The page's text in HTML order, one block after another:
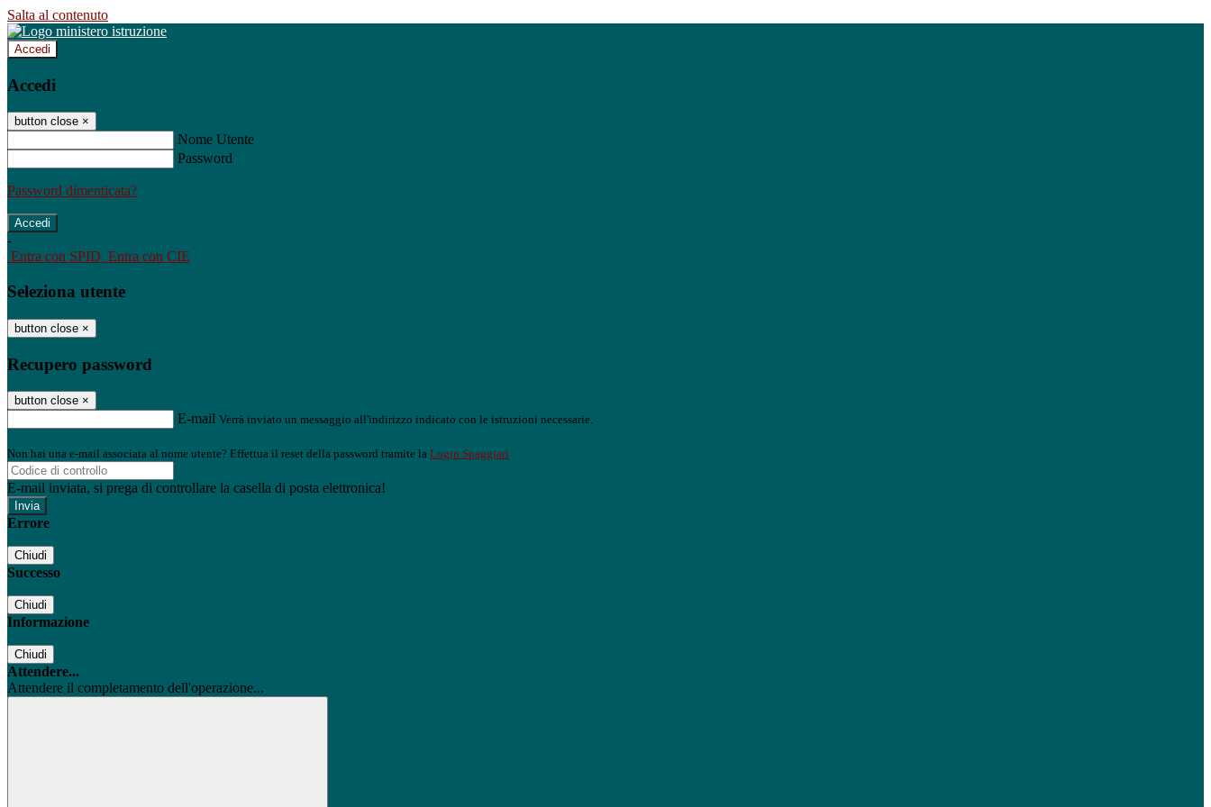
Salta al contenuto
Accedi
Accedi
button close ×
Nome Utente
Password
Password dimenticata?
-
Entra con SPID Entra con CIE
Seleziona utente
button close ×
Recupero password
button close ×
E-mail Verrà inviato un messaggio all'indirizzo indicato con le istruzioni necessarie.
Non hai una e-mail associata al nome utente? Effettua il reset della password tramite la Login Spaggiari
E-mail inviata, si prega di controllare la casella di posta elettronica!
Errore
Chiudi
Successo
Chiudi
Informazione
Chiudi
Attendere...
Attendere il completamento dell'operazione...